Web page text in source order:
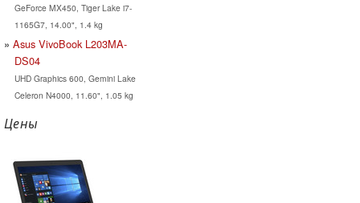
GeForce MX450, Tiger Lake i7-
1165G7, 14.00", 1.4 kg
Asus VivoBook L203MA-
DS04
UHD Graphics 600, Gemini Lake
Celeron N4000, 11.60", 1.05 kg
Цены